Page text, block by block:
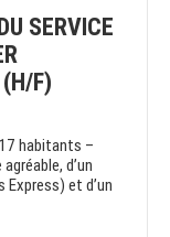
SERVICE
F)
habitants –
d’un
et d’un